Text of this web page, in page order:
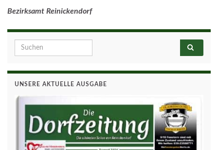
Bezirksamt Reinickendorf
Search for:
UNSERE AKTUELLE AUSGABE